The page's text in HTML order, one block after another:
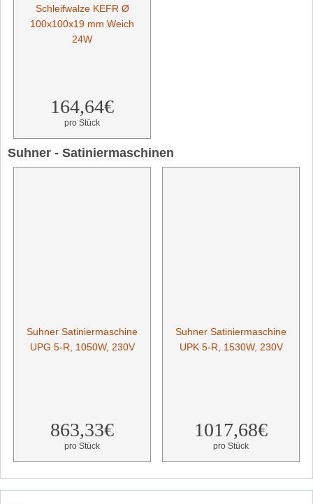
Schleifwalze KEFR Ø
100x100x19 mm Weich
24W
164,64€
pro Stück
Suhner - Satiniermaschinen
Suhner Satiniermaschine
UPG 5-R, 1050W, 230V
863,33€
pro Stück
Suhner Satiniermaschine
UPK 5-R, 1530W, 230V
1017,68€
pro Stück